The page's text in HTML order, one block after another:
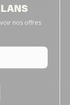
nos offres